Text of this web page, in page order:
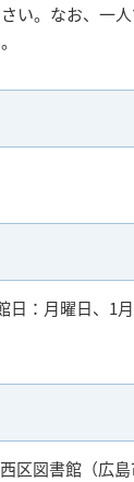
い。なお、一
日：月曜日、1
区図書館（広